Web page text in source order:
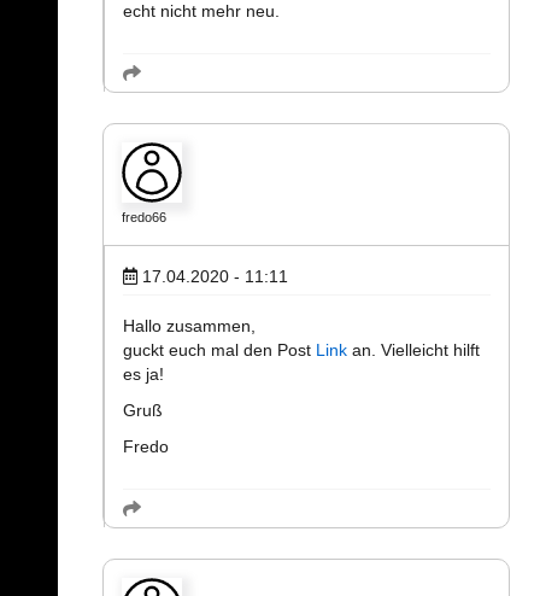
echt nicht mehr neu.
fredo66
17.04.2020 - 11:11
Hallo zusammen,
guckt euch mal den Post Link an. Vielleicht hilft
es ja!
Gruß
Fredo